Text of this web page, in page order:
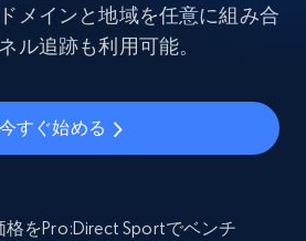
メインと地域を任意に組み合
ル追跡も利用可能。
今すぐ始める
をPro:Direct Sportでベンチ